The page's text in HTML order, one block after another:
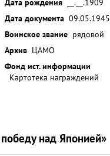
Дата документа 09.05.1945
Воинское звание рядовой
Архив ЦАМО
Фонд ист. информации
Картотека награждений
над Японией»